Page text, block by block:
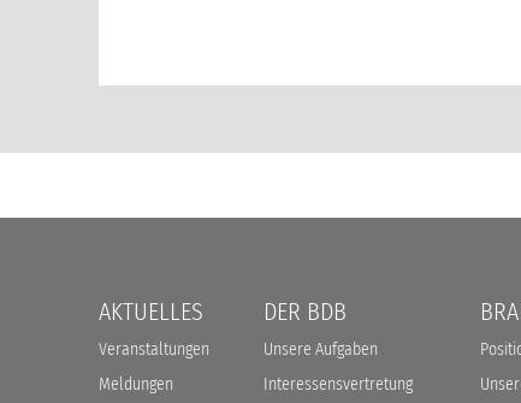
Navigation
überspringen
AKTUELLES
Veranstaltungen
Meldungen
DER BDB
Unsere Aufgaben
Interessensvertretung